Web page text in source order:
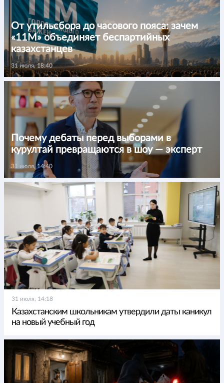
От утильсбора до часового пояса: зачем
«11М» объединяет беспартийных
казахстанцев
31 июля, 18:40
Почему дебаты перед выборами в
курултай превращаются в шоу — эксперт
31 июля, 14:40
31 июля, 14:18
Казахстанским школьникам утвердили даты каникул
на новый учебный год